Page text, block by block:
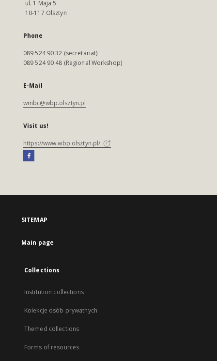
ul. 1 Maja 5
10-117 Olsztyn
Phone
089 524 90 32 (secretariat)
089 524 90 48 (Regional Workshop)
E-Mail
wmbc@wbp.olsztyn.pl
Visit us!
https://www.wbp.olsztyn.pl/
SITEMAP
Main page
Collections
Institution collections
Kolekcje osób prywatnych
Themed collections
Forms of resources